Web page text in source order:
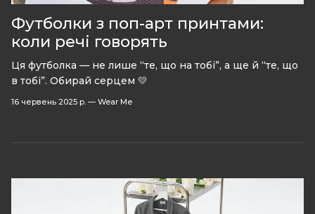
Футболки з поп-арт принтами:
коли речі говорять
Ця футболка — не лише “те, що на тобі”, а ще й “те, що
в тобі”. Обирай серцем 💛
16 червень 2025 р. — Wear Me